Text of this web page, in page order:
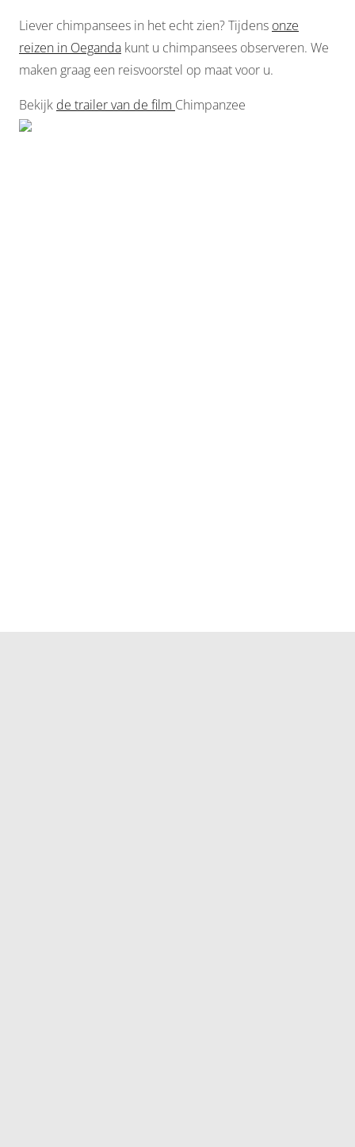
Liever chimpansees in het echt zien? Tijdens onze
reizen in Oeganda kunt u chimpansees observeren. We
maken graag een reisvoorstel op maat voor u.
Bekijk de trailer van de film Chimpanzee